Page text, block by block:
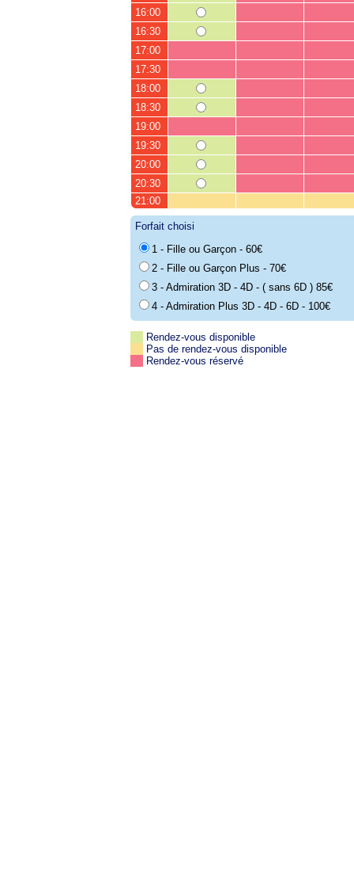
16:00
16:30
17:00
17:30
18:00
18:30
19:00
19:30
20:00
20:30
21:00
Forfait choisi
1 - Fille ou Garçon - 60€
2 - Fille ou Garçon Plus - 70€
3 - Admiration 3D - 4D - ( sans 6D ) 85€
4 - Admiration Plus 3D - 4D - 6D - 100€
Rendez-vous disponible
Pas de rendez-vous disponible
Rendez-vous réservé